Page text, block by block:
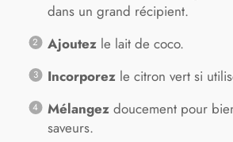
dans un grand récipient.
Ajoutezle lait de coco.
Incorporezle citron vert si
Mélangezdoucement pour
saveurs.